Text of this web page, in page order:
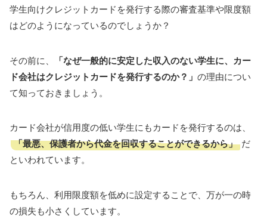
学生向けクレジットカードを発行する際の審査基準や限度額
はどのようになっているのでしょうか？
その前に、
「なぜ一般的に安定した収入のない学生に、カー
ド会社はクレジットカードを発行するのか？」 の理由につい
て知っておきましょう。
カード会社が信用度の低い学生にもカードを発行するのは、
「最悪、保護者から代金を回収することができるから」 だ
といわれています。
もちろん、利用限度額を低めに設定することで、万が一の時
の損失も小さくしています。